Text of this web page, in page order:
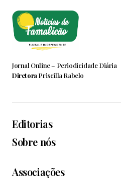
Jornal Online – Periodicidade Diária
Diretora Priscilla Rabelo
Editorias
Sobre nós
Associações